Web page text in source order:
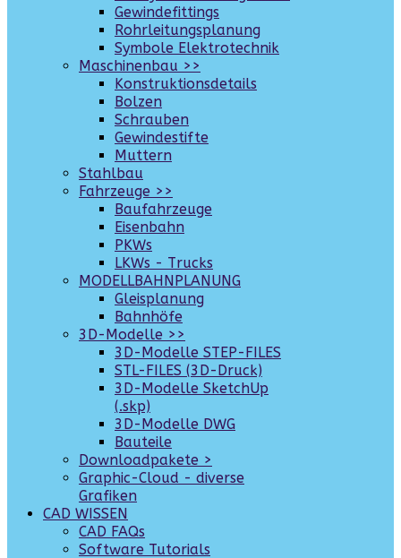
Gewindefittings
Rohrleitungsplanung
Symbole Elektrotechnik
Maschinenbau >>
Konstruktionsdetails
Bolzen
Schrauben
Gewindestifte
Muttern
Stahlbau
Fahrzeuge >>
Baufahrzeuge
Eisenbahn
PKWs
LKWs - Trucks
MODELLBAHNPLANUNG
Gleisplanung
Bahnhöfe
3D-Modelle >>
3D-Modelle STEP-FILES
STL-FILES (3D-Druck)
3D-Modelle SketchUp
(.skp)
3D-Modelle DWG
Bauteile
Downloadpakete >
Graphic-Cloud - diverse
Grafiken
CAD WISSEN
CAD FAQs
Software Tutorials